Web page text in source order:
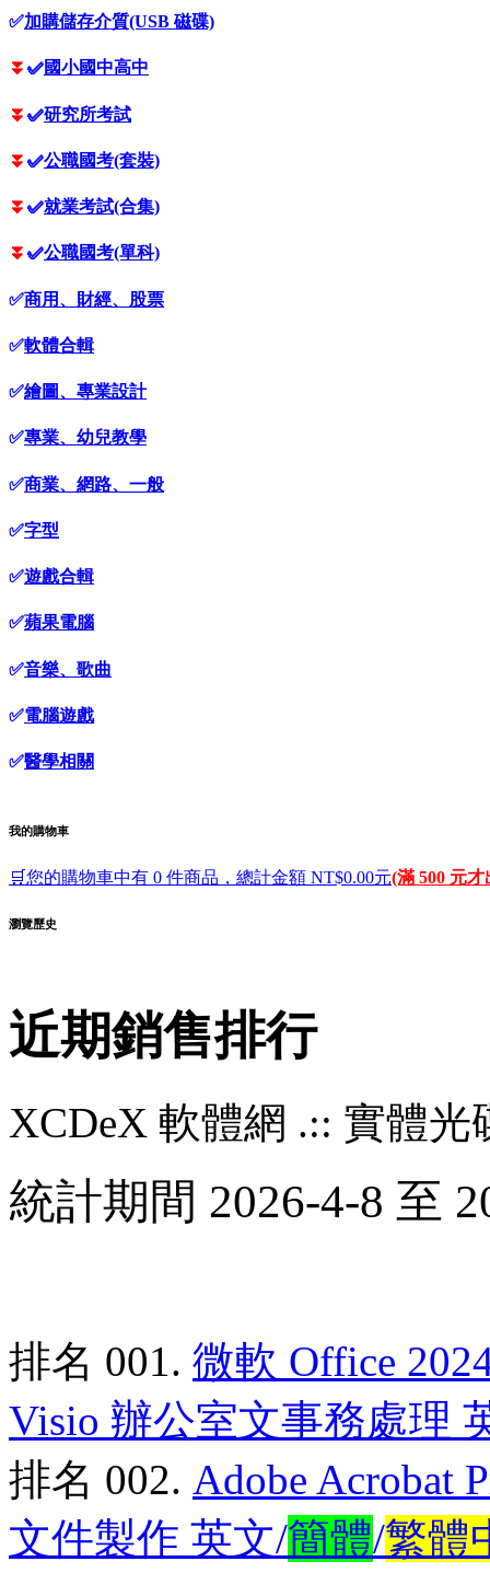
✅加購儲存介質(USB 磁碟)
⏬ ✅國小國中高中
⏬ ✅研究所考試
⏬ ✅公職國考(套裝)
⏬ ✅就業考試(合集)
⏬ ✅公職國考(單科)
✅商用、財經、股票
✅軟體合輯
✅繪圖、專業設計
✅專業、幼兒教學
✅商業、網路、一般
✅字型
✅遊戲合輯
✅蘋果電腦
✅音樂、歌曲
✅電腦遊戲
✅醫學相關
我的購物車
🛒您的購物車中有 0 件商品，總計金額 NT$0.00元(滿 500 元才
瀏覽歷史
近期銷售排行
XCDeX 軟體網 .:: 實體
統計期間 2026-4-8 至
排名 001. 微軟 Office
Visio 辦公室文事務處理
排名 002. Adobe Acrobat
文件製作 英文/簡體/繁體